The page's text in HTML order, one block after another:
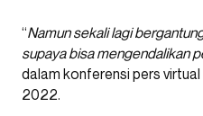
“Namun sekali lagi
supaya bisa mengendalikan
dalam konferensi pers virtual
2022.